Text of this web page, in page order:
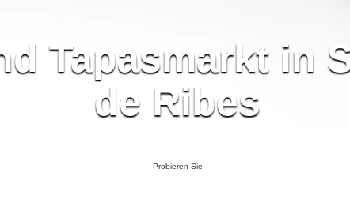
Tapasmarkt in
de Ribes
Probieren Sie